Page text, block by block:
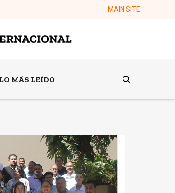
MAIN SITE
LO MÁS LEÍDO